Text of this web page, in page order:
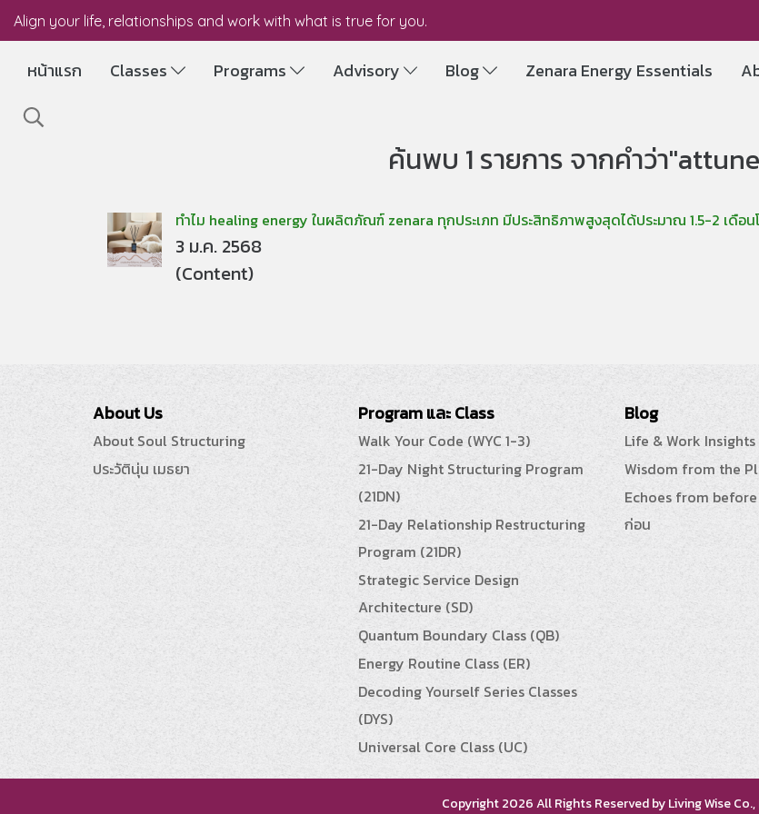
Align your life, relationships and work with what is true for you.
หน้าแรก Classes Programs Advisory Blog Zenara Energy Essentials
ค้นพบ 1 รายการ จากคำว่า
ทำไม healing energy ในผลิตภัณฑ์ zenara ทุกประเภท มีประสิทธิภาพสูงสุดได้ประมาณ 1.5-2 เดือน
3 ม.ค. 2568
(Content)
About Us
About Soul Structuring
ประวัตินุ่น เมธยา
Program และ Class
Walk Your Code (WYC 1-3)
21-Day Night Structuring Program
(21DN)
21-Day Relationship Restructuring
Program (21DR)
Strategic Service Design
Architecture (SD)
Quantum Boundary Class (QB)
Energy Routine Class (ER)
Decoding Yourself Series Classes
(DYS)
Universal Core Class (UC)
Blog
Life & Work Insights
Wisdom from the
Echoes from before
ก่อน
Copyright 2026 All Rights Reserved by Living Wise Co.,